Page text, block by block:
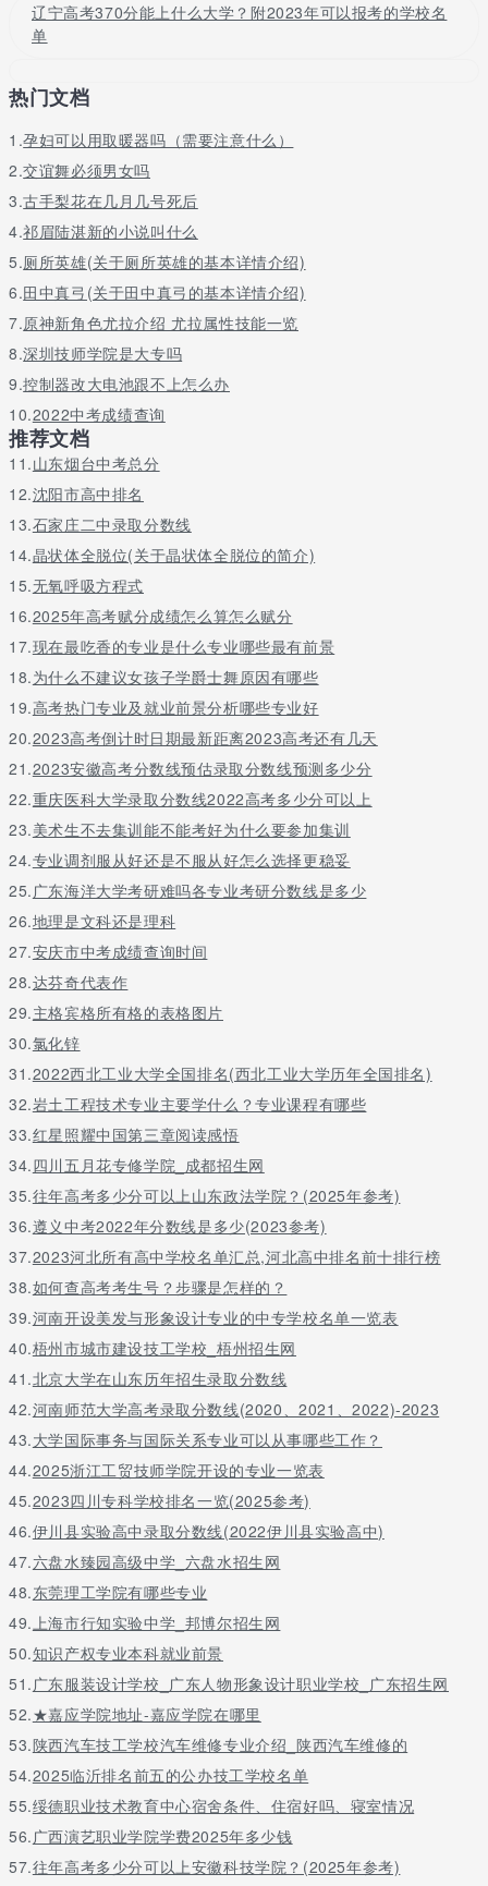
广东羊城技工学校
广东羊城技工学校是经广东省劳动和社会保障厅批准的学校，创办
律和以人为本的原则，本着“市场导向、能力本位、素质优良、服务
社会”的人才培养目标，以其特的“—就业—创业”为全新的办学理
念，倡导“自信、自强、立德、立业”的良好校风。经40年的严谨治
校，广东羊城技工学校现已发展成为中、高等学历教育相衔接，特
色、实力雄厚的教育实体。学校鼓励孩子们争做“羊村”五学子：爱
心、耻心、匠心、敬畏心和感恩心。 “羊村”争取为国家培养更多德
才兼备的高素质技术人才。
学校设施
学校建有教学大楼、礼堂、食堂和公寓式宿舍大楼;足球场、篮球
场、排球场、网球场、羽毛球场、乒乓球场、田径场、室内运动
场、大片绿化地带以及可供2000人集会的大广场;图书馆、电脑
室、多媒体网络教室、多功能报告厅、美术室、音乐舞蹈室、语音
室、警体训练室、服装电车室、电子电工室、家电维修实操室、汽
车实训室、模具制造数控实训室及卫星电视接入系统等各类教学设
施齐备先进。
特色专业
司法警察专业：为了响应党中央“科教兴国、“依法治国”的号召，充
分发挥警校优势，满足社会对警察及法律人才的迫切需求，特向社
会招收司法警察专业 。培训学生具有扎实的学业基础，纪律作风严
明、整体军事过硬以及文能办案、武能擒敌的良好素质。
学校只是一个传授知识的地方，可能每所学校的教学方式不同，不
过最终能够学到多少知识技术自身的努力是占了很大的比重的，如
果自己不努力的话即使是去了再好的学校也是没什么用的。
关于更多广东2023年最好的汽修学校请留言或者咨询老师
辽宁高考370分能上什么大学？附2023年可以报考的学校名
单
热门文档
1.孕妇可以用取暖器吗（需要注意什么）
2.交谊舞必须男女吗
3.古手梨花在几月几号死后
4.祁眉陆湛新的小说叫什么
5.厕所英雄(关于厕所英雄的基本详情介绍)
6.田中真弓(关于田中真弓的基本详情介绍)
7.原神新角色尤拉介绍 尤拉属性技能一览
8.深圳技师学院是大专吗
9.控制器改大电池跟不上怎么办
10.2022中考成绩查询
推荐文档
11.山东烟台中考总分
12.沈阳市高中排名
13.石家庄二中录取分数线
14.晶状体全脱位(关于晶状体全脱位的简介)
15.无氧呼吸方程式
16.2025年高考赋分成绩怎么算怎么赋分
17.现在最吃香的专业是什么专业哪些最有前景
18.为什么不建议女孩子学爵士舞原因有哪些
19.高考热门专业及就业前景分析哪些专业好
20.2023高考倒计时日期最新距离2023高考还有几天
21.2023安徽高考分数线预估录取分数线预测多少分
22.重庆医科大学录取分数线2022高考多少分可以上
23.美术生不去集训能不能考好为什么要参加集训
24.专业调剂服从好还是不服从好怎么选择更稳妥
25.广东海洋大学考研难吗各专业考研分数线是多少
26.地理是文科还是理科
27.安庆市中考成绩查询时间
28.达芬奇代表作
29.主格宾格所有格的表格图片
30.氯化锌
31.2022西北工业大学全国排名(西北工业大学历年全国排名)
32.岩土工程技术专业主要学什么？专业课程有哪些
33.红星照耀中国第三章阅读感悟
34.四川五月花专修学院_成都招生网
35.往年高考多少分可以上山东政法学院？(2025年参考)
36.遵义中考2022年分数线是多少(2023参考)
37.2023河北所有高中学校名单汇总,河北高中排名前十排行榜
38.如何查高考考生号？步骤是怎样的？
39.河南开设美发与形象设计专业的中专学校名单一览表
40.梧州市城市建设技工学校_梧州招生网
41.北京大学在山东历年招生录取分数线
42.河南师范大学高考录取分数线(2020、2021、2022)-2023
43.大学国际事务与国际关系专业可以从事哪些工作？
44.2025浙江工贸技师学院开设的专业一览表
45.2023四川专科学校排名一览(2025参考)
46.伊川县实验高中录取分数线(2022伊川县实验高中)
47.六盘水臻园高级中学_六盘水招生网
48.东莞理工学院有哪些专业
49.上海市行知实验中学_邦博尔招生网
50.知识产权专业本科就业前景
51.广东服装设计学校_广东人物形象设计职业学校_广东招生网
52.★嘉应学院地址-嘉应学院在哪里
53.陕西汽车技工学校汽车维修专业介绍_陕西汽车维修的
54.2025临沂排名前五的公办技工学校名单
55.绥德职业技术教育中心宿舍条件、住宿好吗、寝室情况
56.广西演艺职业学院学费2025年多少钱
57.往年高考多少分可以上安徽科技学院？(2025年参考)